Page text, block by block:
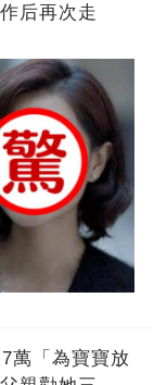
后再次走
萬「為寶寶放